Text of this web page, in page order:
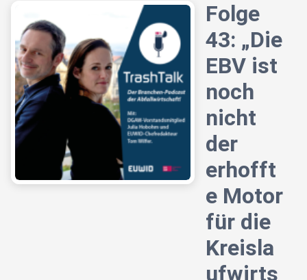
Folge
43: „Die
EBV ist
noch
nicht
der
erhofft
e Motor
für die
Kreisla
ufwirts